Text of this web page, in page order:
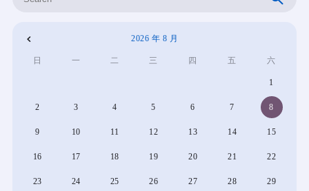
2026 年 8 月
日 一 二 三 四 五 六
1
2 3 4 5 6 7 8
9 10 11 12 13 14 15
16 17 18 19 20 21 22
23 24 25 26 27 28 29